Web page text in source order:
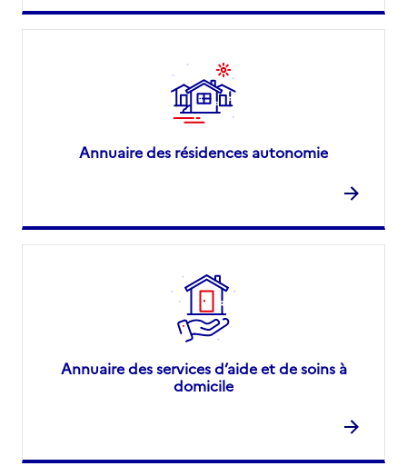
Annuaire des résidences autonomie
Annuaire des services d’aide et de soins à
domicile